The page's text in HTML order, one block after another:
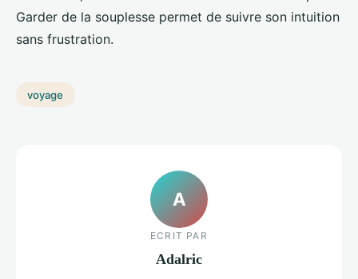
Garder de la souplesse permet de suivre son intuition
sans frustration.
voyage
A
ECRIT PAR
Adalric